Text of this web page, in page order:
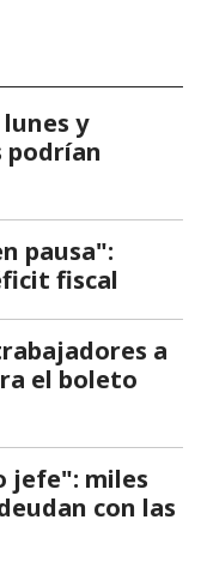
y
podrían
pausa":
fiscal
a
el boleto
jefe": miles
con las